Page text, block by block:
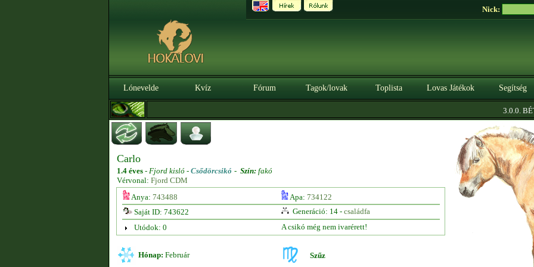
Nick:
Lónevelde Kvíz Fórum Tagok/lovak Toplista Lovas Játékok Segítség
3.0.0. BÉTA
Carlo
1.4 éves - Fjord kisló - Csődörcsikó - Szín: fakó
Vérvonal: Fjord CDM
Anya: 743488 Apa: 734122
Saját ID: 743622
Generáció: 14 - családfa
Utódok: 0
A csikó még nem ivarérett!
Hónap: Február Szűz